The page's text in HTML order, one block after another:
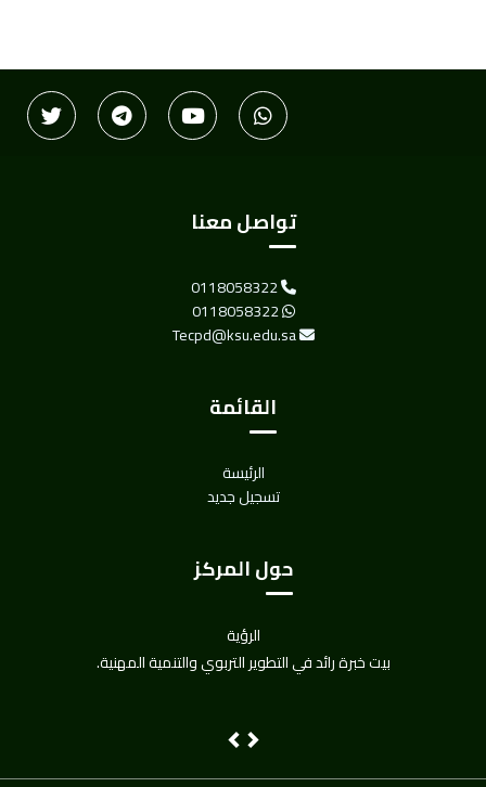
تواصل معنا
0118058322
0118058322
Tecpd@ksu.edu.sa
القائمة
الرئيسة
تسجيل جديد
حول المركز
الرؤية
بيت خبرة رائد في التطوير التربوي والتنمية المهنية.
Next